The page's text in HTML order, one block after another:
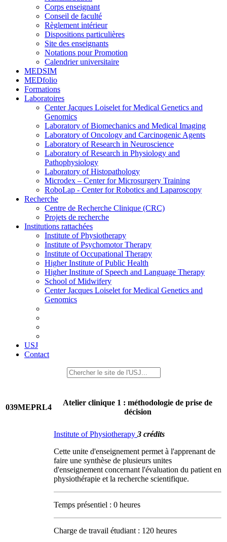
Corps enseignant
Conseil de faculté
Règlement intérieur
Dispositions particulières
Site des enseignants
Notations pour Promotion
Calendrier universitaire
MEDSIM
MEDfolio
Formations
Laboratoires
Center Jacques Loiselet for Medical Genetics and
Genomics
Laboratory of Biomechanics and Medical Imaging
Laboratory of Oncology and Carcinogenic Agents
Laboratory of Research in Neuroscience
Laboratory of Research in Physiology and
Pathophysiology
Laboratory of Histopathology
Microdex – Center for Microsurgery Training
RoboLap - Center for Robotics and Laparoscopy
Recherche
Centre de Recherche Clinique (CRC)
Projets de recherche
Institutions rattachées
Institute of Physiotherapy
Institute of Psychomotor Therapy
Institute of Occupational Therapy
Higher Institute of Public Health
Higher Institute of Speech and Language Therapy
School of Midwifery
Center Jacques Loiselet for Medical Genetics and
Genomics
USJ
Contact
039MEPRL4
Atelier clinique 1 : méthodologie de prise de
décision
Institute of Physiotherapy 3 crédits
Cette unite d'enseignement permet à l'apprenant de
faire une synthèse de plusieurs unites
d'enseignement concernant l'évaluation du patient en
physiothérapie et la recherche scientifique.
Temps présentiel : 0 heures
Charge de travail étudiant : 120 heures